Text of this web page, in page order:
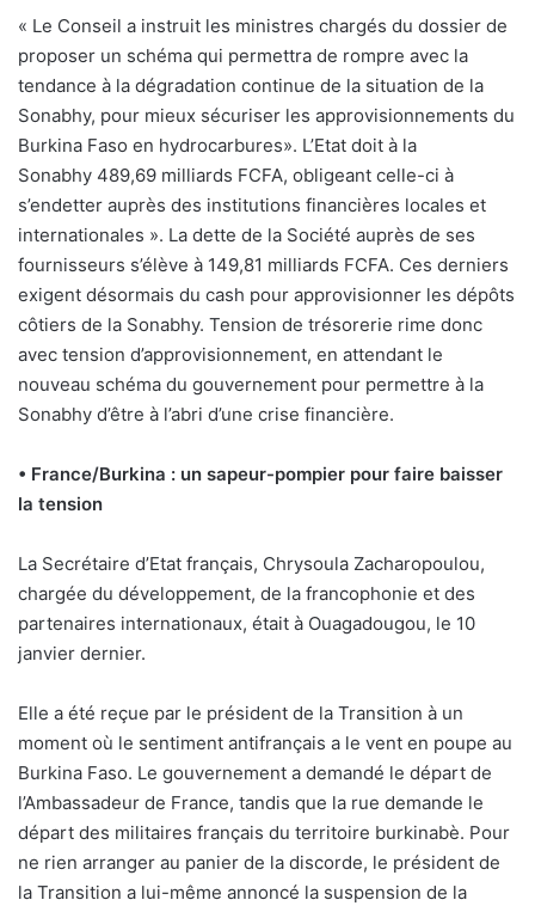
« Le Conseil a instruit les ministres chargés du dossier de
proposer un schéma qui permettra de rompre avec la
tendance à la dégradation continue de la situation de la
Sonabhy, pour mieux sécuriser les approvisionnements du
Burkina Faso en hydrocarbures». L’Etat doit à la
Sonabhy 489,69 milliards FCFA, obligeant celle-ci à
s’endetter auprès des institutions financières locales et
internationales ». La dette de la Société auprès de ses
fournisseurs s’élève à 149,81 milliards FCFA. Ces derniers
exigent désormais du cash pour approvisionner les dépôts
côtiers de la Sonabhy. Tension de trésorerie rime donc
avec tension d’approvisionnement, en attendant le
nouveau schéma du gouvernement pour permettre à la
Sonabhy d’être à l’abri d’une crise financière.
• France/Burkina : un sapeur-pompier pour faire baisser
la tension
La Secrétaire d’Etat français, Chrysoula Zacharopoulou,
chargée du développement, de la francophonie et des
partenaires internationaux, était à Ouagadougou, le 10
janvier dernier.
Elle a été reçue par le président de la Transition à un
moment où le sentiment antifrançais a le vent en poupe au
Burkina Faso. Le gouvernement a demandé le départ de
l’Ambassadeur de France, tandis que la rue demande le
départ des militaires français du territoire burkinabè. Pour
ne rien arranger au panier de la discorde, le président de
la Transition a lui-même annoncé la suspension de la